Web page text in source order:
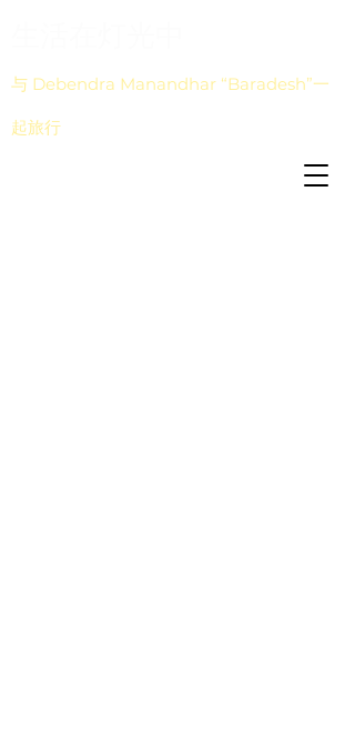
与 Debendra Manandhar “Baradesh”一
起旅行